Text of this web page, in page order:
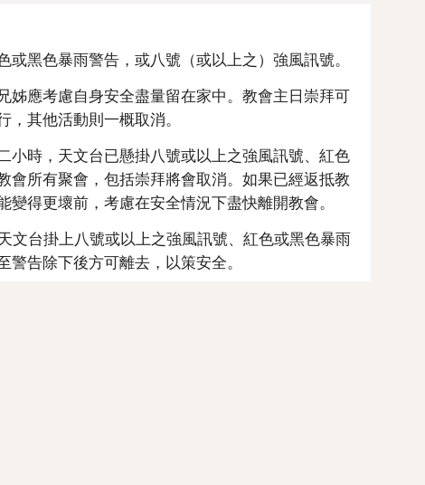
或黑色暴雨警告，或八號（或以上之）強風訊號。
姊應考慮自身安全盡量留在家中。教會主日崇拜可
，其他活動則一概取消。
小時，天文台已懸掛八號或以上之強風訊號、紅色
會所有聚會，包括崇拜將會取消。如果已經返抵教
變得更壞前，考慮在安全情況下盡快離開教會。
文台掛上八號或以上之強風訊號、紅色或黑色暴雨
警告除下後方可離去，以策安全。